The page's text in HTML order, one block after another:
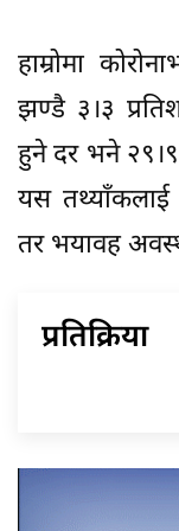
हाम्रोमा
झण्डै ३।३
हुने दर भने
यस
तर भयावह
प्रतिक्रिया